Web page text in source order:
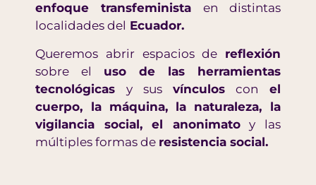
enfoque transfeminista en distintas
localidades del Ecuador.
Queremos abrir espacios de reflexión
sobre el uso de las herramientas
tecnológicas y susvínculos con el
cuerpo, la máquina, la naturaleza, la
vigilancia social, el anonimatoy las
múltiples formas de resistencia social.